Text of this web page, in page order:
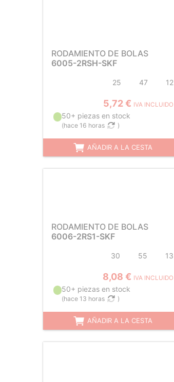
RODAMIENTO DE BOLAS
6005-2RSH-SKF
25 47 12
5,72 € IVA INCLUIDO
50+ piezas en stock
(hace 16 horas )
AÑADIR A LA CESTA
RODAMIENTO DE BOLAS
6006-2RS1-SKF
30 55 13
8,08 € IVA INCLUIDO
50+ piezas en stock
(hace 13 horas )
AÑADIR A LA CESTA